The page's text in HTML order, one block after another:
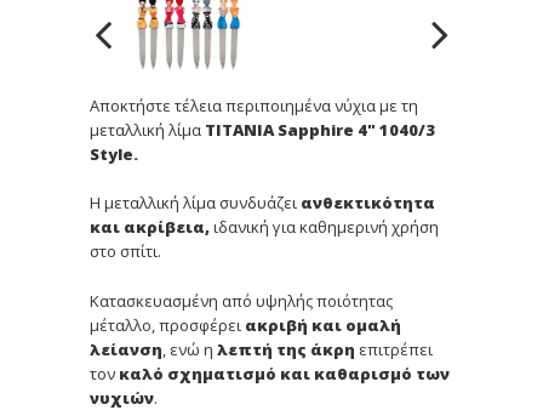
Αποκτήστε τέλεια περιποιημένα νύχια με τη
μεταλλική λίμα TITANIA Sapphire 4" 1040/3
Style.
Η μεταλλική λίμα συνδυάζει ανθεκτικότητα
και ακρίβεια,ιδανική για καθημερινή χρήση
στο σπίτι.
Κατασκευασμένη από υψηλής ποιότητας
μέταλλο, προσφέρει ακριβή και ομαλή
λείανση, ενώ η λεπτή της άκρη επιτρέπει
τον καλό σχηματισμό και καθαρισμό των
νυχιών.